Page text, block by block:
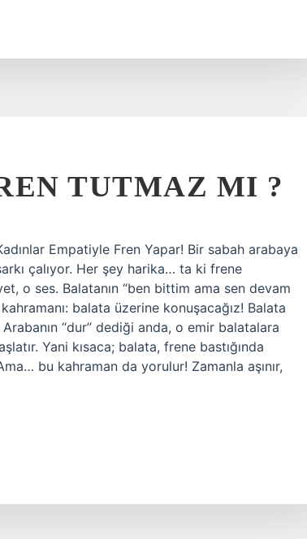
TUTMAZ MI ?
Empatiyle Fren Yapar! Bir sabah arabaya
çalıyor. Her şey harika… ta ki frene
o ses. Balatanın “ben bittim ama sen devam
balata üzerine konuşacağız! Balata
“dur” dediği anda, o emir balatalara
Yani kısaca; balata, frene bastığında
bu kahraman da yorulur! Zamanla aşınır,